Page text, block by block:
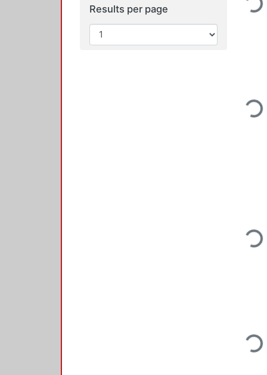
Results per page Loading...
Loading...
Loading...
Loading...